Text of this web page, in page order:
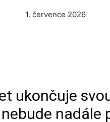
1. července 2026
ukončuje
nadále